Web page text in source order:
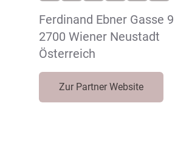
Ferdinand Ebner Gasse 9
2700 Wiener Neustadt
Österreich
Zur Partner Website